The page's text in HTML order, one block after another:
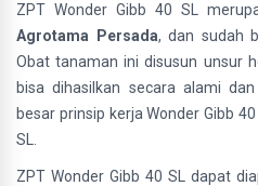
ZPT Wonder Gibb 40 SL
Agrotama Persada, dan sudah
Obat tanaman ini disusun unsur
bisa dihasilkan secara alami
besar prinsip kerja Wonder Gibb
SL.
ZPT Wonder Gibb 40 SL dapat